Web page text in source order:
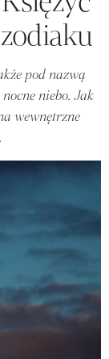
pod nazwą
niebo. Jak
wewnętrzne